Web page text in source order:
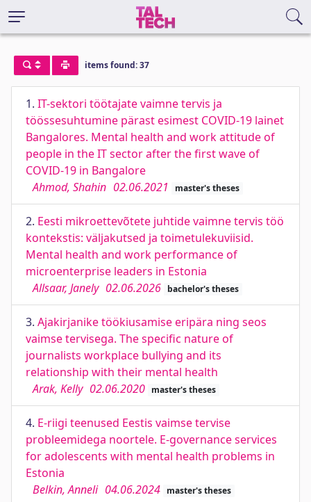
items found: 37
1. IT-sektori töötajate vaimne tervis ja
töössesuhtumine pärast esimest COVID-19 lainet
Bangalores. Mental health and work attitude of
people in the IT sector after the first wave of
COVID-19 in Bangalore
Ahmod, Shahin 02.06.2021 master's theses
2. Eesti mikroettevõtete juhtide vaimne tervis töö
kontekstis: väljakutsed ja toimetulekuviisid.
Mental health and work performance of
microenterprise leaders in Estonia
Allsaar, Janely 02.06.2026 bachelor's theses
3. Ajakirjanike töökiusamise eripära ning seos
vaimse tervisega. The specific nature of
journalists workplace bullying and its
relationship with their mental health
Arak, Kelly 02.06.2020 master's theses
4. E-riigi teenused Eestis vaimse tervise
probleemidega noortele. E-governance services
for adolescents with mental health problems in
Estonia
Belkin, Anneli 04.06.2024 master's theses